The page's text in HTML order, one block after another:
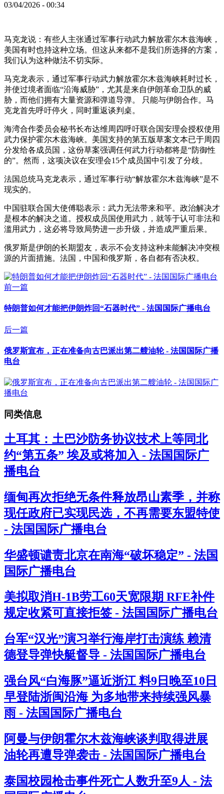
03/04/2026 - 00:34
马克龙说：有些人主张通过军事行动武力解放霍尔木兹海峡，
美国有时也持这种立场。但这从来都不是我们所选择的方案，
我们认为这种做法不切实际。
马克龙表示，通过军事行动武力解放霍尔木兹海峡耗时过长，
并使过境者面临“沿海威胁”，尤其是来自伊朗革命卫队的威
胁，而他们拥有大量资源和弹道导弹。 只能与伊朗合作。马
克龙首先呼吁停火，同时重返谈判桌。
海湾合作委员会秘书长布达维周四呼吁联合国安理会授权使用
武力保护霍尔木兹海峡。美国支持的第五版草案文本已于周四
分发给各成员国，这份草案强调任何武力行动都将是“防御性
的”。然而，这项决议在安理会15个成员国中引发了分歧。
法国总统马克龙表示，通过军事行动“解放霍尔木兹海峡”是不
现实的。
中国驻联合国大使傅聪表示：武力无法带来和平。政治解决才
是根本的解决之道。授权成员国使用武力，就等于认可非法和
滥用武力，这必将导致局势进一步升级，并造成严重后果。
俄罗斯是伊朗的长期盟友，表示不会支持这种未能解决冲突根
源的片面措施。法国，中国和俄罗斯，各自都有否决权。
前一篇
特朗普如何才能把伊朗炸回“石器时代” - 法国国际广播电台
后一篇
俄罗斯宣布，正在准备向古巴派出第二艘油轮 - 法国国际广播
电台
同类信息
土耳其：土巴沙防务协议技术上等同北
约“第五条” 埃及或将加入 - 法国国际广
播电台
缅甸再次拒绝无条件释放昂山素季，并称
现任政府已实现民选，不再需要东盟特使
- 法国国际广播电台
华盛顿谴责北京在南海“破坏稳定” - 法国
国际广播电台
美拟取消H-1B劳工60天宽限期 RFE补件
规定收紧可直接拒签 - 法国国际广播电台
台军“汉光”演习举行海岸打击演练 赖清
德登导弹快艇督导 - 法国国际广播电台
强台风“白海豚”逼近浙江 料9日晚至10日
早登陆浙闽沿海 为多地带来持续强风暴
雨 - 法国国际广播电台
阿曼与伊朗霍尔木兹海峡谈判取得进展
油轮再遭导弹袭击 - 法国国际广播电台
泰国校园枪击事件死亡人数升至9人 - 法